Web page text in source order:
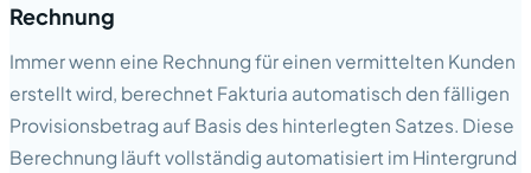
Rechnung
Immer wenn eine Rechnung für einen vermittelten Kunden
erstellt wird, berechnet Fakturia automatisch den fälligen
Provisionsbetrag auf Basis des hinterlegten Satzes. Diese
Berechnung läuft vollständig automatisiert im Hintergrund